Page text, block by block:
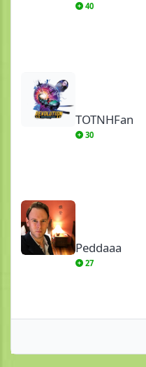
40
TOTNHFan
30
Peddaaa
Peddaaa
27